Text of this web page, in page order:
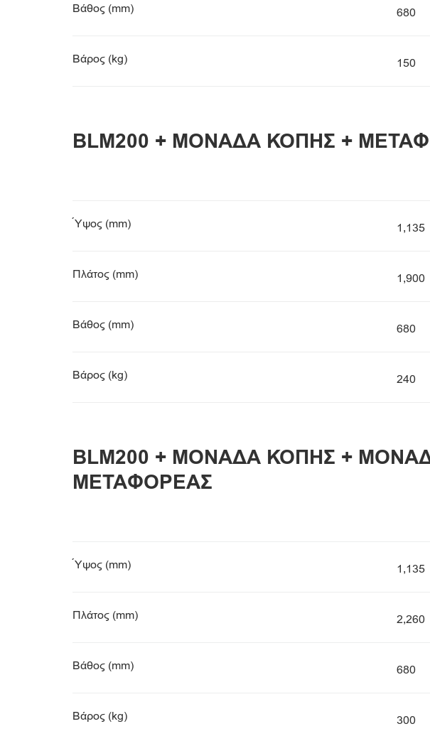
Βάθος (mm) 680
Βάρος (kg) 150
BLM200 + ΜΟΝΑΔΑ ΚΟΠΗΣ +
Ύψος (mm) 1,135
Πλάτος (mm) 1,900
Βάθος (mm) 680
Βάρος (kg) 240
BLM200 + ΜΟΝΑΔΑ ΚΟΠΗΣ +
ΜΕΤΑΦΟΡΕΑΣ
Ύψος (mm) 1,135
Πλάτος (mm) 2,260
Βάθος (mm) 680
Βάρος (kg) 300